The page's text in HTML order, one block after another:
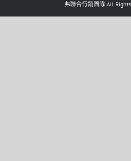
弗聯合行銷團隊 All Rights